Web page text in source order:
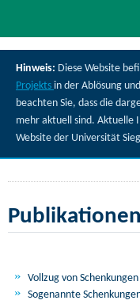
Hinweis: Diese Website
Projekts in der Ablösung
beachten Sie, dass die
mehr aktuell sind. Aktuelle
Website der Universität
Vollzug von
Sogenannte